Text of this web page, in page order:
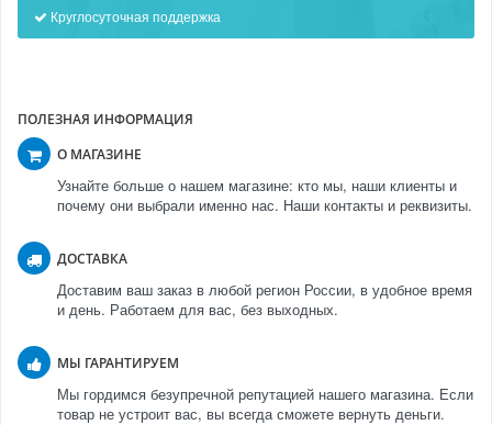
Круглосуточная поддержка
ПОЛЕЗНАЯ ИНФОРМАЦИЯ
О МАГАЗИНЕ
Узнайте больше о нашем магазине: кто мы, наши клиенты и
почему они выбрали именно нас. Наши контакты и реквизиты.
ДОСТАВКА
Доставим ваш заказ в любой регион России, в удобное время
и день. Работаем для вас, без выходных.
МЫ ГАРАНТИРУЕМ
Мы гордимся безупречной репутацией нашего магазина. Если
товар не устроит вас, вы всегда сможете вернуть деньги.